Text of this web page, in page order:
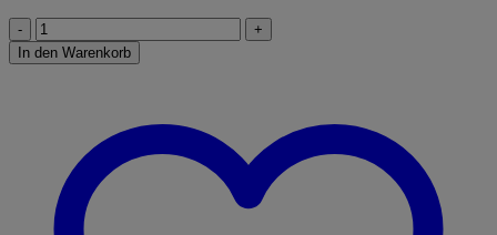
Brio
Autotransporter
mit
In den Warenkorb